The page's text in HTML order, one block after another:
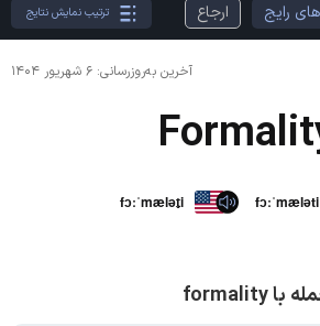
رایج ارجاع ترتیب نمایش نتایج
آخرین به‌روزرسانی: ۶ شهریور ۱۴۰۴
fɔːˈmælət̬i fɔːˈmæləti